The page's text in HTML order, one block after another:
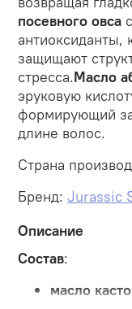
посевного овса
антиоксиданты,
защищают
стресса.Масло
эруковую
формирующий
длине волос.
Страна
Бренд: Jurassic
Описание
Состав:
масло